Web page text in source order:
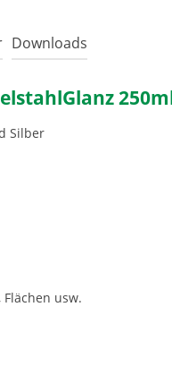
Downloads
Silber
usw.